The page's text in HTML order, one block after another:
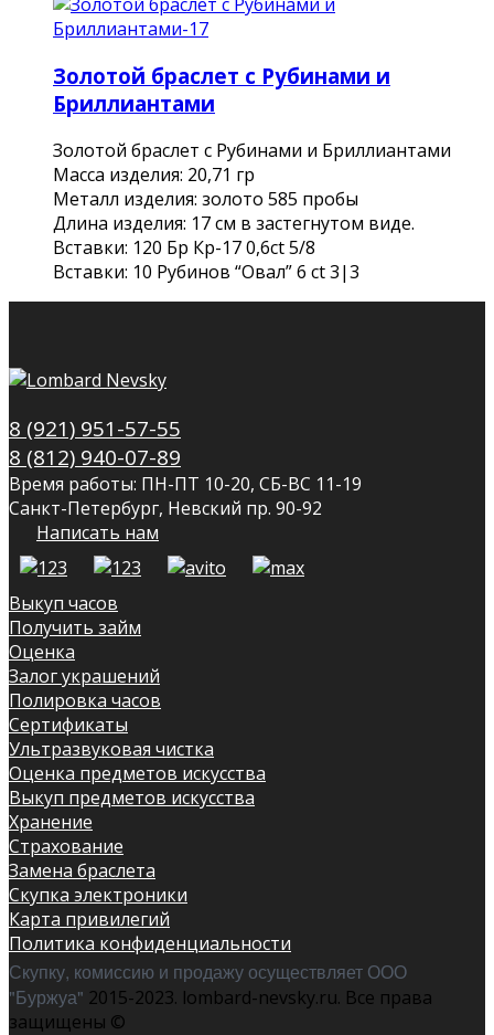
Золотой браслет с Рубинами и
Бриллиантами
Золотой браслет с Рубинами и Бриллиантами
Масса изделия: 20,71 гр
Металл изделия: золото 585 пробы
Длина изделия: 17 см в застегнутом виде.
Вставки: 120 Бр Кр-17 0,6ct 5/8
Вставки: 10 Рубинов “Овал” 6 ct 3|3
8 (921) 951-57-55
8 (812) 940-07-89
Время работы: ПН-ПТ 10-20, СБ-ВС 11-19
Санкт-Петербург, Невский пр. 90-92
Написать нам
Выкуп часов
Получить займ
Оценка
Залог украшений
Полировка часов
Сертификаты
Ультразвуковая чистка
Оценка предметов искусства
Выкуп предметов искусства
Хранение
Страхование
Замена браслета
Скупка электроники
Карта привилегий
Политика конфиденциальности
Скупку, комиссию и продажу осуществляет ООО
"Буржуа" 2015-2023. lombard-nevsky.ru. Все права
защищены ©